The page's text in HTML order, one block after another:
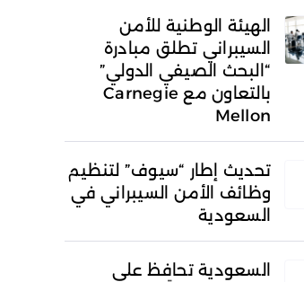
الهيئة الوطنية للأمن
السيبراني تطلق مبادرة
“البحث الصيفي الدولي”
بالتعاون مع Carnegie
Mellon
تحديث إطار “سيوف” لتنظيم
وظائف الأمن السيبراني في
السعودية
السعودية تحافظ على